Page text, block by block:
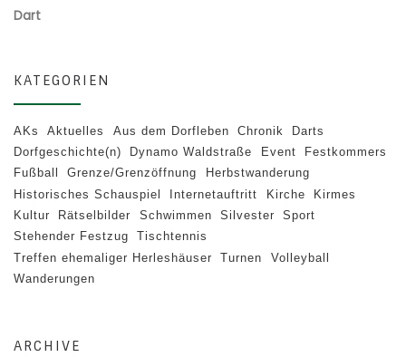
Dart
KATEGORIEN
AKs Aktuelles Aus dem Dorfleben Chronik
Darts
Dorfgeschichte(n)
Dynamo Waldstraße Event
Festkommers
Fußball
Grenze/Grenzöffnung
Herbstwanderung
Historisches Schauspiel
Internetauftritt Kirche
Kirmes
Kultur
Rätselbilder Schwimmen Silvester
Sport
Stehender Festzug
Tischtennis
Treffen ehemaliger Herleshäuser
Turnen
Volleyball
Wanderungen
ARCHIVE